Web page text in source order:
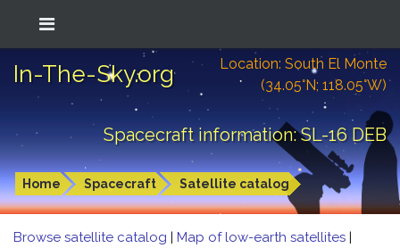
In-The-Sky.org
Location: South El Monte
(34.05°N; 118.05°W)
Spacecraft information: SL-16 DEB
Home Spacecraft Satellite catalog
Browse satellite catalog | Map of low-earth satellites |